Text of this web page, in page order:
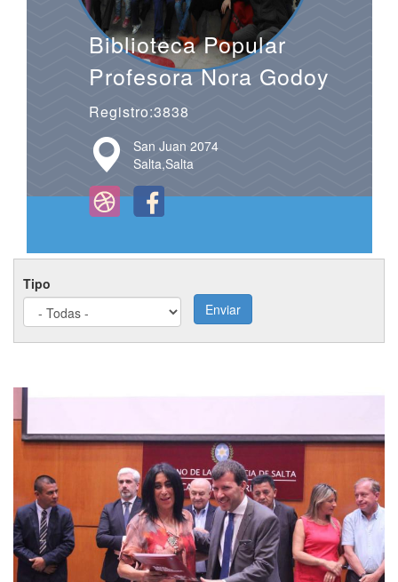
Biblioteca Popular
Profesora Nora Godoy
Registro:3838
San Juan 2074
Salta,Salta
Tipo
Enviar